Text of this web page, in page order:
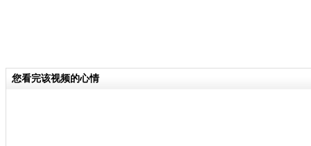
您看完该视频的心情